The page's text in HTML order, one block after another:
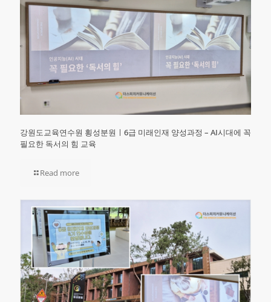
강원도교육연수원 횡성분원ㅣ6급 미래인재 양성과정 – AI시대에 꼭
필요한 독서의 힘 교육
Read more